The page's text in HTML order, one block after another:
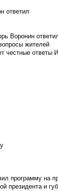
ответил
Воронин
жителей
честные ответы
программу на
президента и